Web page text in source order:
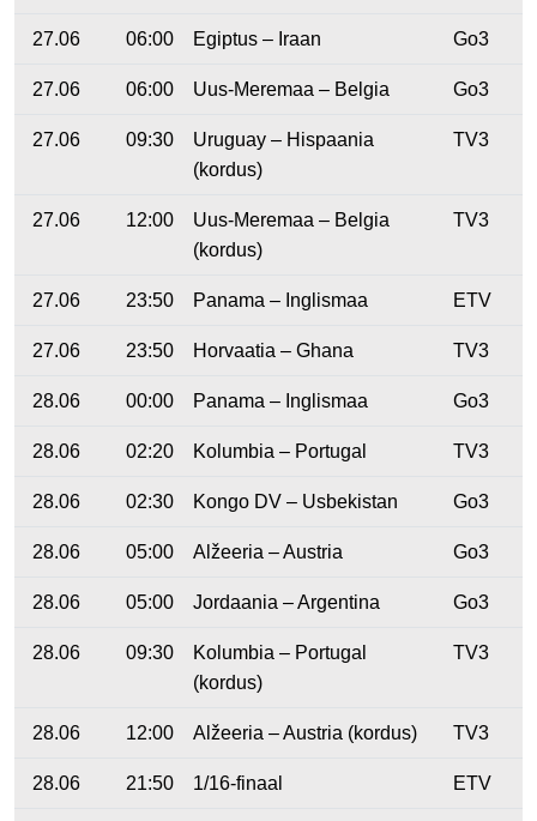
27.06 06:00 Egiptus – Iraan Go3
27.06 06:00 Uus-Meremaa – Belgia Go3
27.06 09:30
Uruguay – Hispaania
(kordus)
TV3
27.06 12:00
Uus-Meremaa – Belgia
(kordus)
TV3
27.06 23:50 Panama – Inglismaa ETV
27.06 23:50 Horvaatia – Ghana TV3
28.06 00:00 Panama – Inglismaa Go3
28.06 02:20 Kolumbia – Portugal TV3
28.06 02:30 Kongo DV – Usbekistan Go3
28.06 05:00 Alžeeria – Austria Go3
28.06 05:00 Jordaania – Argentina Go3
28.06 09:30
Kolumbia – Portugal
(kordus)
TV3
28.06 12:00 Alžeeria – Austria (kordus) TV3
28.06 21:50 1/16-finaal ETV